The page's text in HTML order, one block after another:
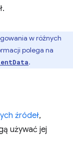
w różnych
polega na
.
źródeł,
używać jej